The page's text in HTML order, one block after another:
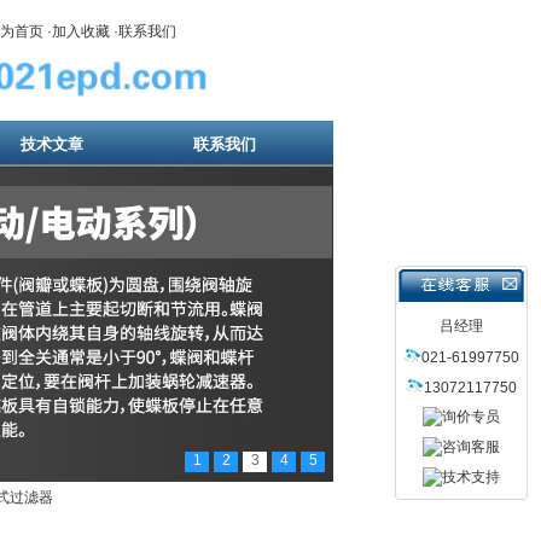
首页 ·加入收藏 ·联系我们
技术文章 联系我们
1 2 3 4 5
吕经理
021-61997750
13072117750
过滤器